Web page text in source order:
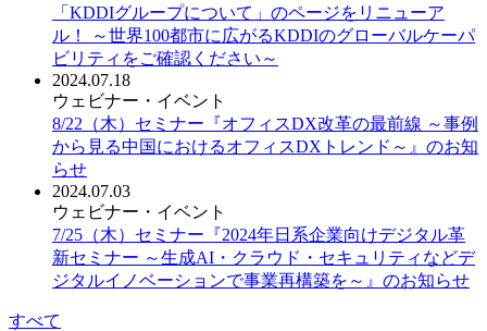
「KDDIグループについて」のページをリニューア
ル！ ～世界100都市に広がるKDDIのグローバルケーパ
ビリティをご確認ください～
2024.07.18
ウェビナー・イベント
8/22（木）セミナー『オフィスDX改革の最前線 ～事例
から見る中国におけるオフィスDXトレンド～』のお知
らせ
2024.07.03
ウェビナー・イベント
7/25（木）セミナー『2024年日系企業向けデジタル革
新セミナー ～生成AI・クラウド・セキュリティなどデ
ジタルイノベーションで事業再構築を～』のお知らせ
すべて